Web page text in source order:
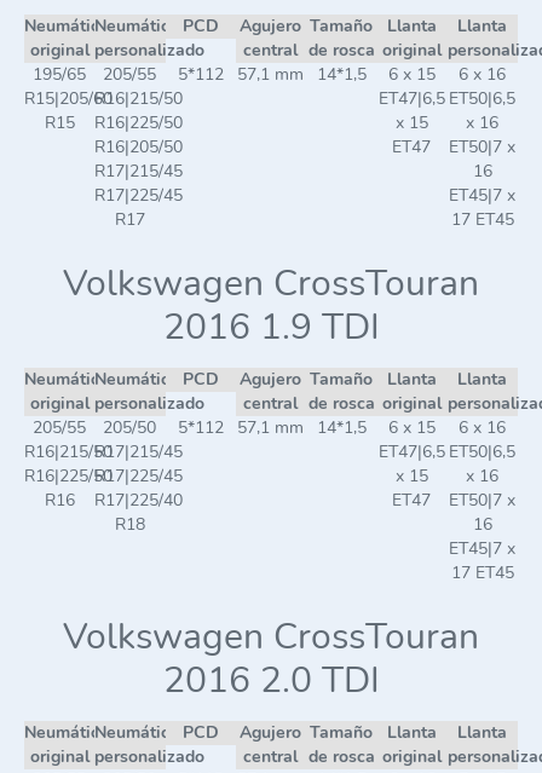
Neumático
original
Neumático
personalizado
PCD
Agujero
central
Tamaño
de rosca
Llanta
original
Llanta
195/65
R15|205/60
R15
205/55
R16|215/50
R16|225/50
R16|205/50
R17|215/45
R17|225/45
R17
5*112 57,1 mm 14*1,5
6 x 15
ET47|6,5
x 15
ET47
6 x 16
ET50|6,5
x 16
ET50|7 x
16
ET45|7 x
17 ET45
Volkswagen CrossTouran
2016 1.9 TDI
Neumático
original
Neumático
personalizado
PCD
Agujero
central
Tamaño
de rosca
Llanta
original
Llanta
205/55
R16|215/50
R16|225/50
R16
205/50
R17|215/45
R17|225/45
R17|225/40
R18
5*112 57,1 mm 14*1,5
6 x 15
ET47|6,5
x 15
ET47
6 x 16
ET50|6,5
x 16
ET50|7 x
16
ET45|7 x
17 ET45
Volkswagen CrossTouran
2016 2.0 TDI
Neumático
original
Neumático
personalizado
PCD
Agujero
central
Tamaño
de rosca
Llanta
original
Llanta